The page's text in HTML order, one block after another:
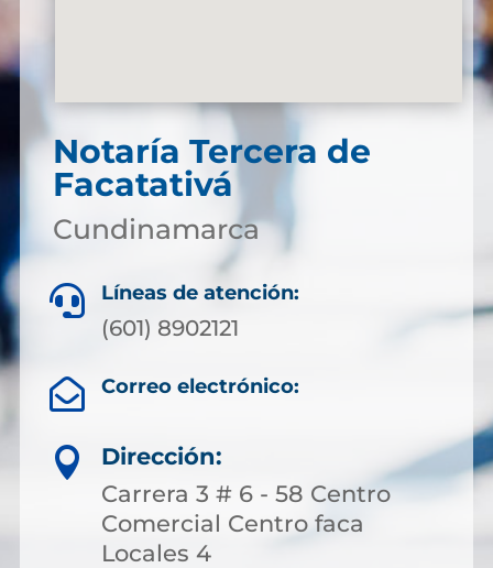
Notaría Tercera de
Facatativá
Cundinamarca
 Líneas de atención:
(601) 8902121
 Correo electrónico:

Dirección:
Carrera 3 # 6 - 58 Centro
Comercial Centro faca
Locales 4